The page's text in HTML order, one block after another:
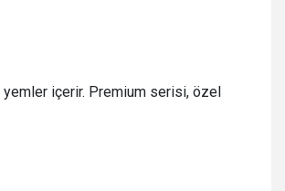
yemler içerir. Premium serisi, özel